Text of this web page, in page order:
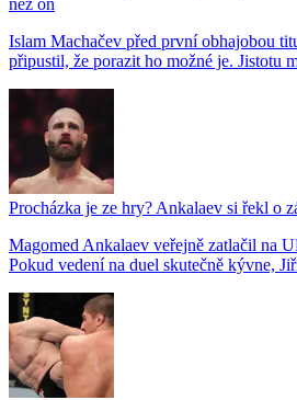
Islam Machačev před první obhajobou
připustil, že porazit ho možné je. Jistotu
Procházka je ze hry? Ankalaev si řekl o
Magomed Ankalaev veřejně zatlačil na
Pokud vedení na duel skutečně kývne,